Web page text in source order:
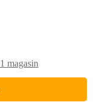
1 magasin